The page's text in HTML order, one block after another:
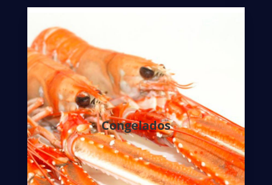
Congelados
Tanto la calidad como la variedad de
productos es un objetivo claro en esta
empresa.
El pescado fresco se mantiene en las
condiciones óptimas necesarias y se elabora
de manera cuidada para no dañar el producto.